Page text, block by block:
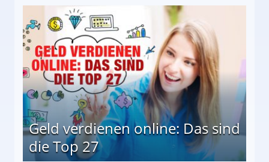
Geld verdienen online: Das sind
die Top 27